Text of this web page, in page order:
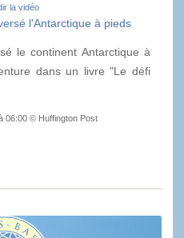
la vidéo
l'Antarctique à pieds
le continent Antarctique à
dans un livre "Le défi
06:00 © Huffington Post